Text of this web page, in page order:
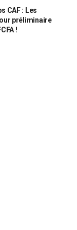
CAF : Les
préliminaire
!